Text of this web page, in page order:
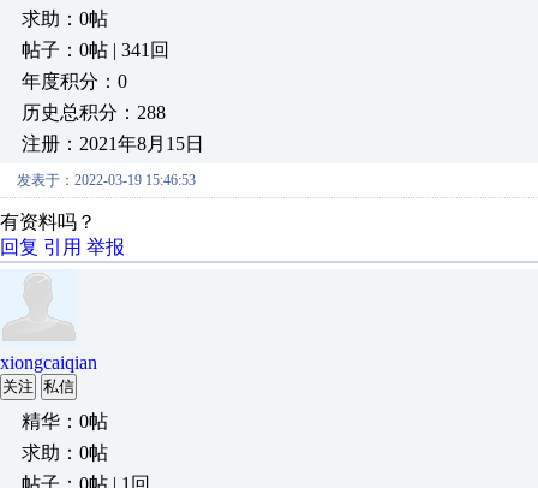
求助：0帖
帖子：0帖 | 341回
年度积分：0
历史总积分：288
注册：2021年8月15日
发表于：2022-03-19 15:46:53
有资料吗？
回复 引用 举报
xiongcaiqian
关注 私信
精华：0帖
求助：0帖
帖子：0帖 | 1回